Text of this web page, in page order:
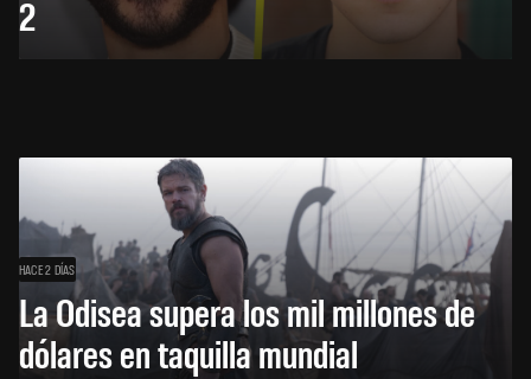
2
HACE 2 DÍAS
La Odisea supera los mil millones de
dólares en taquilla mundial